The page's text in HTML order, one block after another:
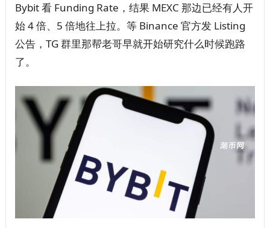
Bybit 看 Funding Rate，结果 MEXC 那边已经有人开
始 4 倍、5 倍地往上拉。等 Binance 官方发 Listing
公告，TG 群里那帮老哥早就开始研究什么时候跑路
了。